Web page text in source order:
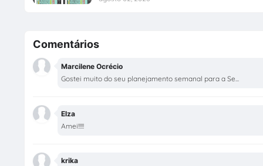
Comentários
Marcilene Ocrécio
Gostei muito do seu planejamento semanal para a Se...
Elza
Amei!!!!!
krika